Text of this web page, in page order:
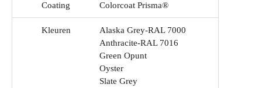
Coating Colorcoat Prisma®
Kleuren
Alaska Grey-RAL 7000
Anthracite-RAL 7016
Green Opunt
Oyster
Slate Grey